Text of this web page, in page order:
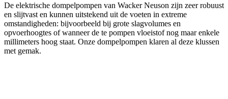
De elektrische dompelpompen van Wacker Neuson zijn zeer robuust
en slijtvast en kunnen uitstekend uit de voeten in extreme
omstandigheden: bijvoorbeeld bij grote slagvolumes en
opvoerhoogtes of wanneer de te pompen vloeistof nog maar enkele
millimeters hoog staat. Onze dompelpompen klaren al deze klussen
met gemak.